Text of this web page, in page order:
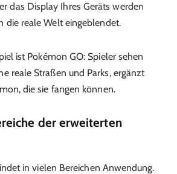
das Display Ihres Geräts werden
die reale Welt eingeblendet.
ist Pokémon GO: Spieler sehen
reale Straßen und Parks, ergänzt
die sie fangen können.
der erweiterten
in vielen Bereichen Anwendung.